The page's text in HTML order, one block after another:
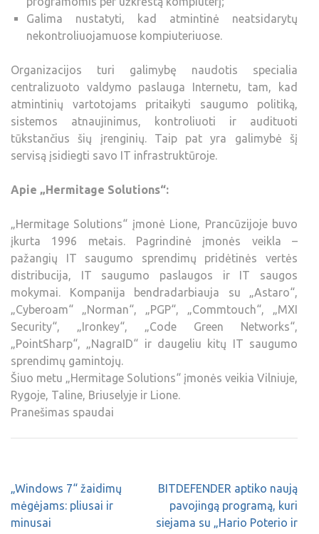
Galima nustatyti, kad atmintinė neatsidarytų
nekontroliuojamuose kompiuteriuose.
Organizacijos turi galimybę naudotis specialia
centralizuoto valdymo paslauga Internetu, tam, kad
atmintinių vartotojams pritaikyti saugumo politiką,
sistemos atnaujinimus, kontroliuoti ir audituoti
tūkstančius šių įrenginių. Taip pat yra galimybė šį
servisą įsidiegti savo IT infrastruktūroje.
Apie „Hermitage Solutions“:
„Hermitage Solutions“ įmonė Lione, Prancūzijoje buvo
įkurta 1996 metais. Pagrindinė įmonės veikla –
pažangių IT saugumo sprendimų pridėtinės vertės
distribucija, IT saugumo paslaugos ir IT saugos
mokymai. Kompanija bendradarbiauja su „Astaro“,
„Cyberoam“ „Norman“, „PGP“, „Commtouch“, „MXI
Security“, „Ironkey“, „Code Green Networks“,
„PointSharp“, „NagraID“ ir daugeliu kitų IT saugumo
sprendimų gamintojų.
Šiuo metu „Hermitage Solutions“ įmonės veikia Vilniuje,
Rygoje, Taline, Briuselyje ir Lione.
Pranešimas spaudai
„Windows 7“ žaidimų
mėgėjams: pliusai ir
minusai
BITDEFENDER aptiko naują
pavojingą programą, kuri
siejama su „Hario Poterio ir